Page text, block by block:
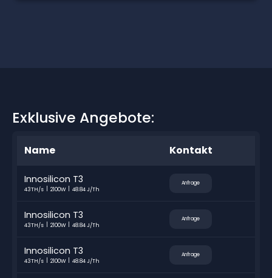
Exklusive Angebote:
Name Kontakt
Innosilicon T3
43TH/s 2100W 48.84 J/Th
Anfrage
Innosilicon T3
43TH/s 2100W 48.84 J/Th
Anfrage
Innosilicon T3
43TH/s 2100W 48.84 J/Th
Anfrage